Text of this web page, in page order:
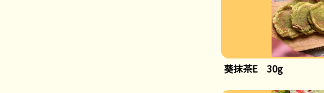
葵抹茶E 30g